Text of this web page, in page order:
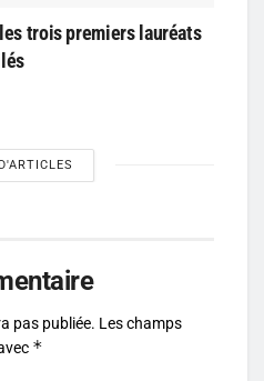
trois premiers lauréats
pas publiée. Les champs
*